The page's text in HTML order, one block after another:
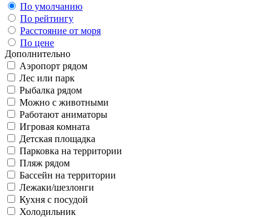
По умолчанию
По рейтингу
Расстояние от моря
По цене
Дополнительно
Аэропорт рядом
Лес или парк
Рыбалка рядом
Можно с животными
Работают аниматоры
Игровая комната
Детская площадка
Парковка на территории
Пляж рядом
Бассейн на территории
Лежаки/шезлонги
Кухня с посудой
Холодильник